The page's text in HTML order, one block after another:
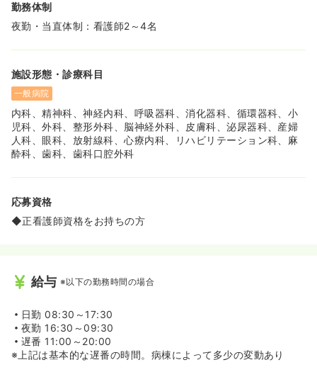
勤務体制
夜勤・当直体制：看護師2～4名
施設形態・診療科目
一般病院
内科、精神科、神経内科、呼吸器科、消化器科、循環器科、小
児科、外科、整形外科、脳神経外科、皮膚科、泌尿器科、産婦
人科、眼科、放射線科、心療内科、リハビリテーション科、麻
酔科、歯科、歯科口腔外科
応募資格
◆正看護師資格をお持ちの方
給与 ※以下の勤務時間の場合
日勤 08:30～17:30
夜勤 16:30～09:30
遅番 11:00～20:00
※上記は基本的な遅番の時間。病棟によって多少の変動あり